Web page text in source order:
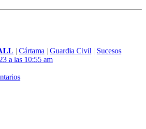
| Cártama | Guardia Civil | Sucesos
a las 10:55 am